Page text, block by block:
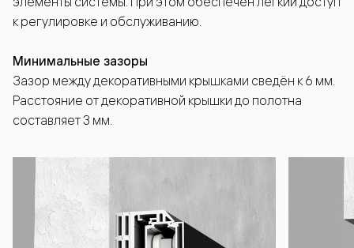
к регулировке и обслуживанию.
Минимальные зазоры
Зазор между декоративными крышками сведён к 6 мм.
Расстояние от декоративной крышки до полотна
составляет 3 мм.